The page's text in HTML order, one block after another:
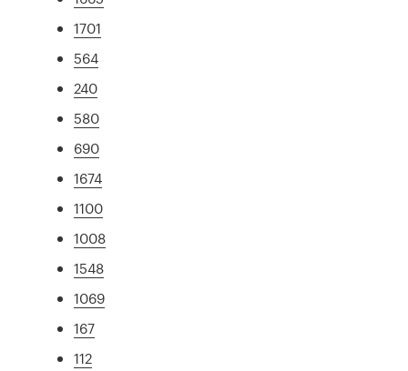
1701
564
240
580
690
1674
1100
1008
1548
1069
167
112